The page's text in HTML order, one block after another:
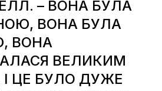
– ВОНА БУЛА
ВОНА БУЛА
ВОНА
ВЕЛИКИМ
ЦЕ БУЛО ДУЖЕ